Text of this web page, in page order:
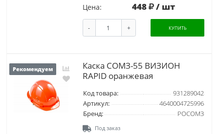
Цена: 448 / шт
- + КУПИТЬ
Рекомендуем
Каска СОМЗ-55 ВИЗИОН
RAPID оранжевая
Код товара:
931289042
Артикул:
4640004725996
Бренд:
РОСОМЗ
Под заказ